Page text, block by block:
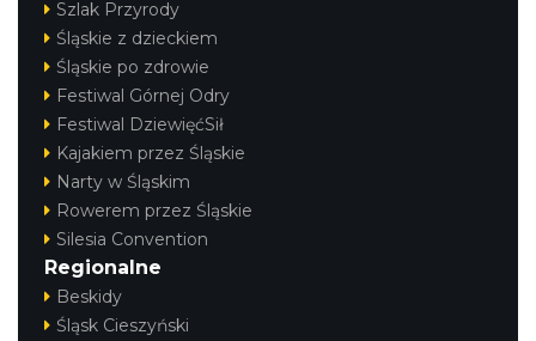
Szlak Przyrody
Śląskie z dzieckiem
Śląskie po zdrowie
Festiwal Górnej Odry
Festiwal DziewięćSił
Kajakiem przez Śląskie
Narty w Śląskim
Rowerem przez Śląskie
Silesia Convention
Regionalne
Beskidy
Śląsk Cieszyński